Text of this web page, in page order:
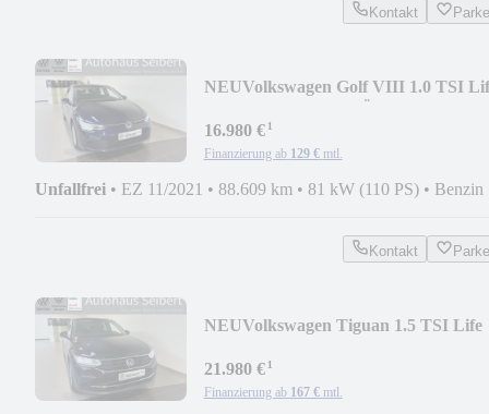
Kontakt
NEUVolkswagen Golf VIII 1.0 TSI
16.980 €¹
Finanzierung ab 129 € mtl.
Unfallfrei • EZ 11/2021 • 88.609 km • 81 kW (110 PS) • Benzin
Kontakt
NEUVolkswagen Tiguan 1.5 TSI Life
21.980 €¹
Finanzierung ab 167 € mtl.